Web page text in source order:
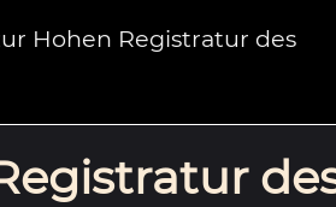
Hohen Registratur des